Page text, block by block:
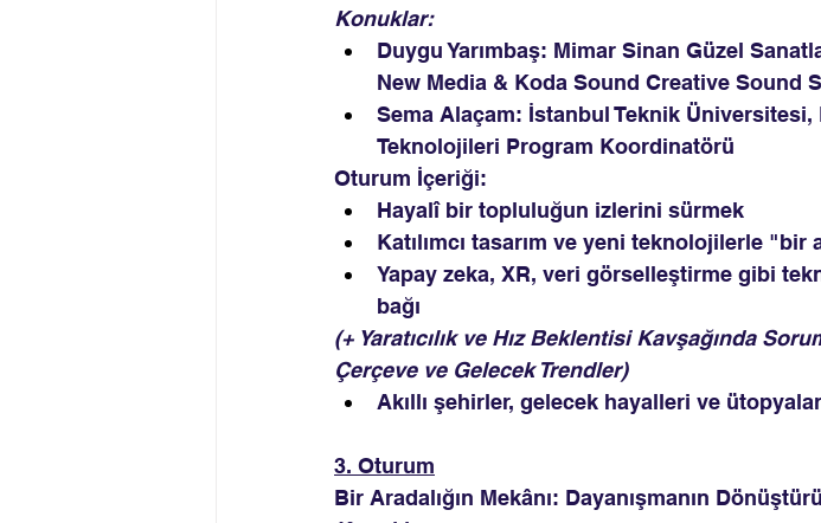
Konuklar:
Duygu Yarımbaş: Mimar Sinan Güzel
New Media & Koda Sound Creative Sound
Sema Alaçam: İstanbul Teknik
Teknolojileri Program Koordinatörü
Oturum İçeriği:
Hayalî bir topluluğun izlerini sürmek
Katılımcı tasarım ve yeni teknolojilerle "bir
Yapay zeka, XR, veri görselleştirme gibi
bağı
(+ Yaratıcılık ve Hız Beklentisi Kavşağında
Çerçeve ve Gelecek Trendler)
Akıllı şehirler, gelecek hayalleri ve
3. Oturum
Bir Aradalığın Mekânı: Dayanışmanın